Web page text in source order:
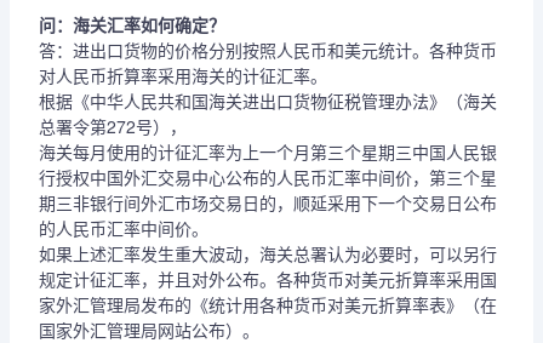
问：海关汇率如何确定？
答：进出口货物的价格分别按照人民币和美元统计。各种货币
对人民币折算率采用海关的计征汇率。
根据《中华人民共和国海关进出口货物征税管理办法》（海关
总署令第272号），
海关每月使用的计征汇率为上一个月第三个星期三中国人民银
行授权中国外汇交易中心公布的人民币汇率中间价，第三个星
期三非银行间外汇市场交易日的，顺延采用下一个交易日公布
的人民币汇率中间价。
如果上述汇率发生重大波动，海关总署认为必要时，可以另行
规定计征汇率，并且对外公布。各种货币对美元折算率采用国
家外汇管理局发布的《统计用各种货币对美元折算率表》（在
国家外汇管理局网站公布）。